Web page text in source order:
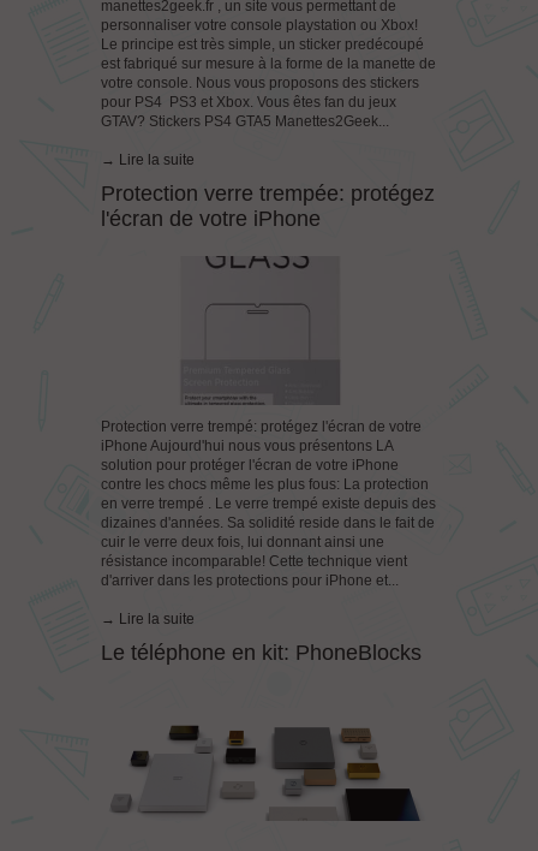
manettes2geek.fr , un site vous permettant de
personnaliser votre console playstation ou Xbox!
Le principe est très simple, un sticker predécoupé
est fabriqué sur mesure à la forme de la manette de
votre console. Nous vous proposons des stickers
pour PS4 PS3 et Xbox. Vous êtes fan du jeux
GTAV? Stickers PS4 GTA5 Manettes2Geek...
→ Lire la suite
Protection verre trempée: protégez
l'écran de votre iPhone
Protection verre trempé: protégez l'écran de votre
iPhone Aujourd'hui nous vous présentons LA
solution pour protéger l'écran de votre iPhone
contre les chocs même les plus fous: La protection
en verre trempé . Le verre trempé existe depuis des
dizaines d'années. Sa solidité reside dans le fait de
cuir le verre deux fois, lui donnant ainsi une
résistance incomparable! Cette technique vient
d'arriver dans les protections pour iPhone et...
→ Lire la suite
Le téléphone en kit: PhoneBlocks